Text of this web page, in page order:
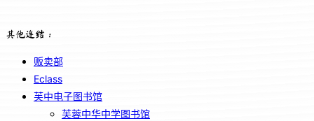
其他连结：
贩卖部
Eclass
芙中电子图书馆
芙蓉中华中学图书馆